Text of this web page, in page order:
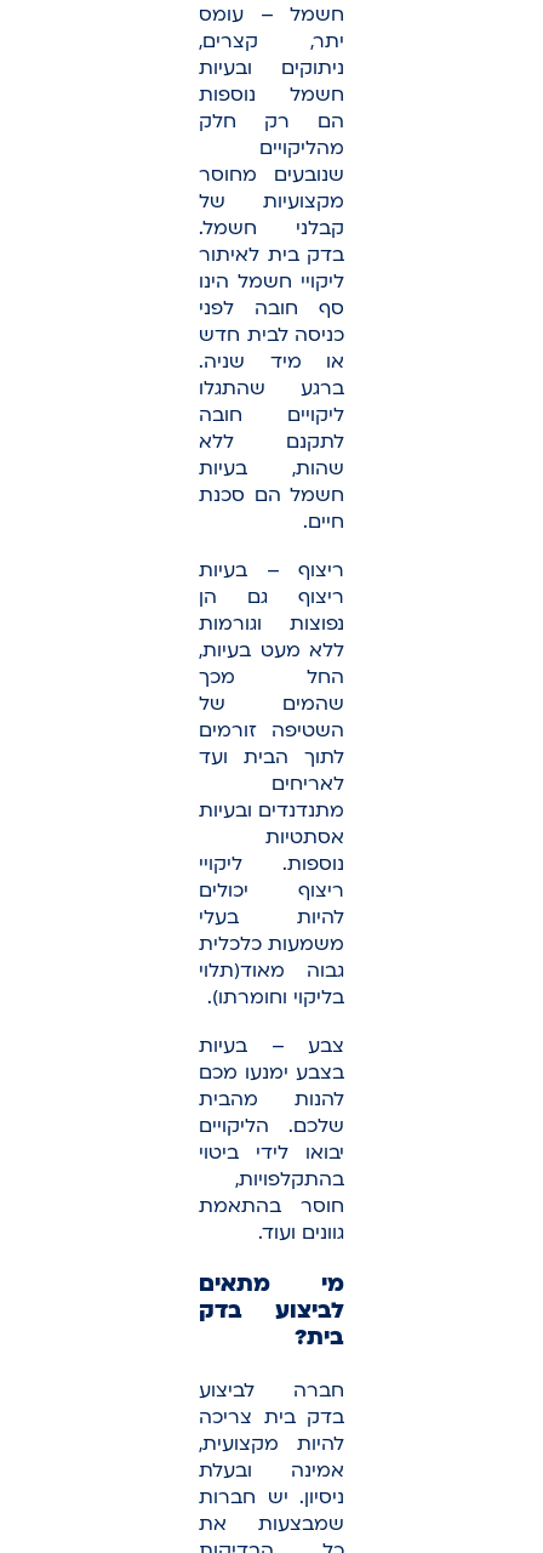
חשמל – עומס
יתר, קצרים,
ניתוקים ובעיות
חשמל נוספות
הם רק חלק
מהליקויים
שנובעים מחוסר
מקצועיות של
קבלני חשמל.
בדק בית לאיתור
ליקויי חשמל הינו
סף חובה לפני
כניסה לבית חדש
או מיד שניה.
ברגע שהתגלו
ליקויים חובה
לתקנם ללא
שהות, בעיות
חשמל הם סכנת
חיים.
ריצוף – בעיות
ריצוף גם הן
נפוצות וגורמות
ללא מעט בעיות,
החל מכך
שהמים של
השטיפה זורמים
לתוך הבית ועד
לאריחים
מתנדנדים ובעיות
אסתטיות
נוספות. ליקויי
ריצוף יכולים
להיות בעלי
משמעות כלכלית
גבוה מאוד(תלוי
בליקוי וחומרתו).
צבע – בעיות
בצבע ימנעו מכם
להנות מהבית
שלכם. הליקויים
יבואו לידי ביטוי
בהתקלפויות,
חוסר בהתאמת
גוונים ועוד.
מי מתאים
לביצוע בדק
בית?
חברה לביצוע
בדק בית צריכה
להיות מקצועית,
אמינה ובעלת
ניסיון. יש חברות
שמבצעות את